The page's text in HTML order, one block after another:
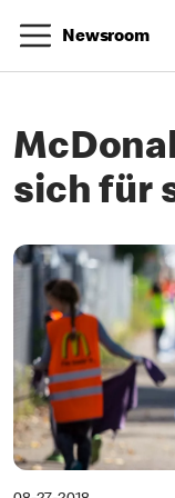
Newsroom
sich für